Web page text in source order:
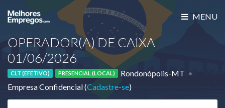
MENU
OPERADOR(A) DE CAIXA
01/06/2026
CLT (EFETIVO) PRESENCIAL (LOCAL)
Rondonópolis-MT
Empresa Confidencial (Cadastre-se)